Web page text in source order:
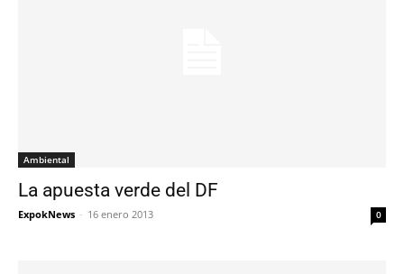
Ambiental
La apuesta verde del DF
ExpokNews - 16 enero 2013 0